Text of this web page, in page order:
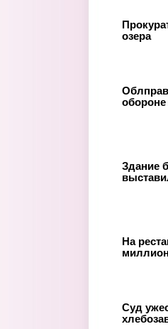
озера
обороне
Здание
На
Суд